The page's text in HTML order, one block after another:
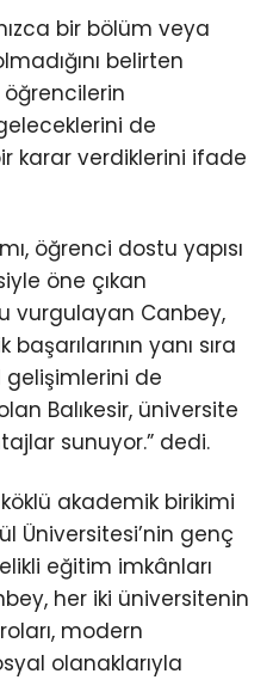
bir bölüm veya
belirten
de
karar verdiklerini ifade
öğrenci dostu yapısı
öne çıkan
vurgulayan Canbey,
yanı sıra
gelişimlerini de
Balıkesir, üniversite
sunuyor.” dedi.
köklü akademik birikimi
Üniversitesi’nin genç
eğitim imkânları
her iki üniversitenin
modern
olanaklarıyla